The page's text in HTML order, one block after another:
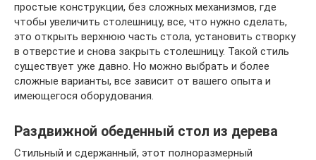
простые конструкции, без сложных механизмов, где
чтобы увеличить столешницу, все, что нужно сделать,
это открыть верхнюю часть стола, установить створку
в отверстие и снова закрыть столешницу. Такой стиль
существует уже давно. Но можно выбрать и более
сложные варианты, все зависит от вашего опыта и
имеющегося оборудования.
Раздвижной обеденный стол из дерева
Стильный и сдержанный, этот полноразмерный